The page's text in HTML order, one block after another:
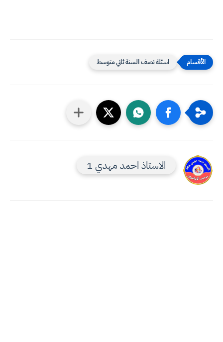
اسئلة نصف السنة ثاني متوسط
الاستاذ احمد مهدي 1